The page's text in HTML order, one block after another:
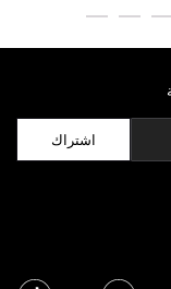
اشتراك